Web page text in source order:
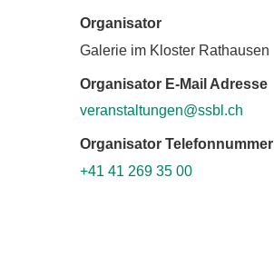
Organisator
Galerie im Kloster Rathausen
Organisator E-Mail Adresse
veranstaltungen@ssbl.ch
Organisator Telefonnummer
+41 41 269 35 00